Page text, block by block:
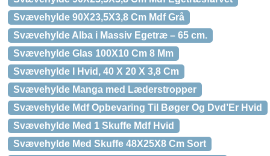
Svævehylde 90X23,5X3,8 Cm Mdf Grå
Svævehylde Alba i Massiv Egetræ – 65 cm.
Svævehylde Glas 100X10 Cm 8 Mm
Svævehylde I Hvid, 40 X 20 X 3,8 Cm
Svævehylde Manga med Læderstropper
Svævehylde Mdf Opbevaring Til Bøger Og Dvd’Er Hvid
Svævehylde Med 1 Skuffe Mdf Hvid
Svævehylde Med Skuffe 48X25X8 Cm Sort